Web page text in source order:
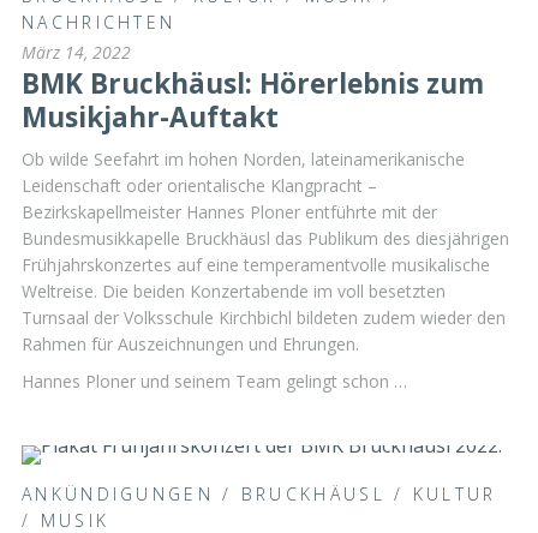
NACHRICHTEN
März 14, 2022
BMK Bruckhäusl: Hörerlebnis zum
Musikjahr-Auftakt
Ob wilde Seefahrt im hohen Norden, lateinamerikanische
Leidenschaft oder orientalische Klangpracht –
Bezirkskapellmeister Hannes Ploner entführte mit der
Bundesmusikkapelle Bruckhäusl das Publikum des diesjährigen
Frühjahrskonzertes auf eine temperamentvolle musikalische
Weltreise. Die beiden Konzertabende im voll besetzten
Turnsaal der Volksschule Kirchbichl bildeten zudem wieder den
Rahmen für Auszeichnungen und Ehrungen.
Hannes Ploner und seinem Team gelingt schon …
ANKÜNDIGUNGEN / BRUCKHÄUSL / KULTUR
/ MUSIK